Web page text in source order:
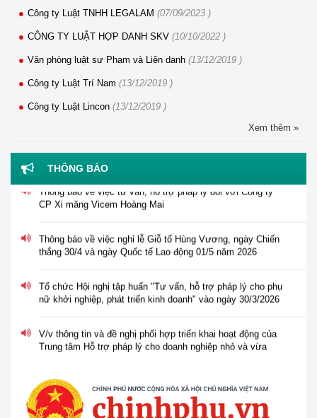
Công ty Luật TNHH LEGALAM (07/09/2023 )
CÔNG TY LUẬT HỢP DANH SKV (10/10/2022 )
Văn phòng luật sư Phạm và Liên danh (13/12/2019 )
Công ty Luật Trí Nam (13/12/2019 )
Công ty Luật Lincon (13/12/2019 )
Xem thêm »
THÔNG BÁO
Thông báo về việc tư vấn, hỗ trợ pháp lý đối với Công ty
CP Xi măng Vicem Hoàng Mai
Thông báo về việc nghỉ lễ Giỗ tổ Hùng Vương, ngày Chiến
thắng 30/4 và ngày Quốc tế Lao động 01/5 năm 2026
Tổ chức Hội nghị tập huấn "Tư vấn, hỗ trợ pháp lý cho phụ
nữ khởi nghiệp, phát triển kinh doanh" vào ngày 30/3/2026
V/v thông tin và đề nghị phối hợp triển khai hoạt động của
Trung tâm Hỗ trợ pháp lý cho doanh nghiệp nhỏ và vừa